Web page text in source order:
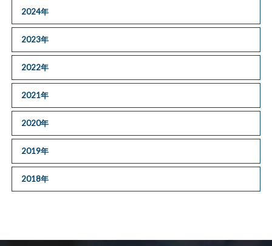
2024年
2023年
2022年
2021年
2020年
2019年
2018年